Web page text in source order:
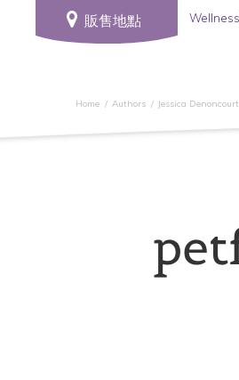
販售地點
Home Authors Jessica Denoncourt